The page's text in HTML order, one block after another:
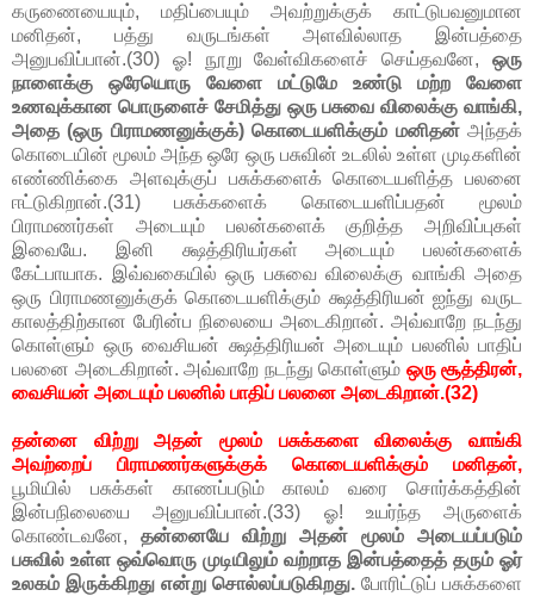
கருணையையும், மதிப்பையும் அவற்றுக்குக் காட்டுபவனுமான
மனிதன், பத்து வருடங்கள் அளவில்லாத இன்பத்தை
அனுபவிப்பான்.(30) ஓ! நூறு வேள்விகளைச் செய்தவனே, ஒரு
நாளைக்கு ஒரேயொரு வேளை மட்டுமே உண்டு மற்ற வேளை
உணவுக்கான பொருளைச் சேமித்து ஒரு பசுவை விலைக்கு வாங்கி,
அதை (ஒரு பிராமணனுக்குக்) கொடையளிக்கும் மனிதன்அந்தக்
கொடையின் மூலம் அந்த ஒரே ஒரு பசுவின் உடலில் உள்ள முடிகளின்
எண்ணிக்கை அளவுக்குப் பசுக்களைக் கொடையளித்த பலனை
ஈட்டுகிறான்.(31) பசுக்களைக் கொடையளிப்பதன் மூலம்
பிராமணர்கள் அடையும் பலன்களைக் குறித்த அறிவிப்புகள்
இவையே. இனி க்ஷத்திரியர்கள் அடையும் பலன்களைக்
கேட்பாயாக. இவ்வகையில் ஒரு பசுவை விலைக்கு வாங்கி அதை
ஒரு பிராமணனுக்குக் கொடையளிக்கும் க்ஷத்திரியன் ஐந்து வருட
காலத்திற்கான பேரின்ப நிலையை அடைகிறான். அவ்வாறே நடந்து
கொள்ளும் ஒரு வைசியன் க்ஷத்திரியன் அடையும் பலனில் பாதிப்
பலனை அடைகிறான். அவ்வாறே நடந்து கொள்ளும் ஒரு சூத்திரன்,
வைசியன் அடையும் பலனில் பாதிப் பலனை அடைகிறான்.(32)
தன்னை விற்று அதன் மூலம் பசுக்களை விலைக்கு வாங்கி
அவற்றைப் பிராமணர்களுக்குக் கொடையளிக்கும் மனிதன்,
பூமியில் பசுக்கள் காணப்படும் காலம் வரை சொர்க்கத்தின்
இன்பநிலையை அனுபவிப்பான்.(33) ஓ! உயர்ந்த அருளைக்
கொண்டவனே, தன்னையே விற்று அதன் மூலம் அடையப்படும்
பசுவில் உள்ள ஒவ்வொரு முடியிலும் வற்றாத இன்பத்தைத் தரும் ஓர்
உலகம் இருக்கிறது என்று சொல்லப்படுகிறது. போரிட்டுப் பசுக்களை